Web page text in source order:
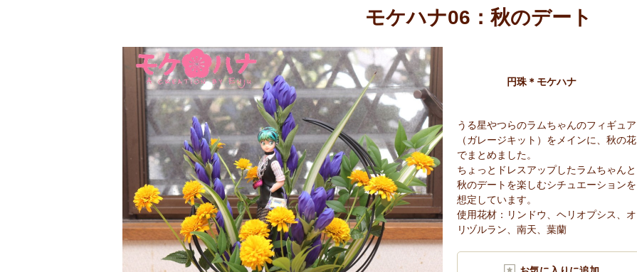
モケハナ06：秋のデート
円珠＊モケハナ
うる星やつらのラムちゃんのフィギュア
（ガレージキット）をメインに、秋の花
でまとめました。
ちょっとドレスアップしたラムちゃんと
秋のデートを楽しむシチュエーションを
想定しています。
使用花材：リンドウ、ヘリオプシス、オ
リヅルラン、南天、葉蘭